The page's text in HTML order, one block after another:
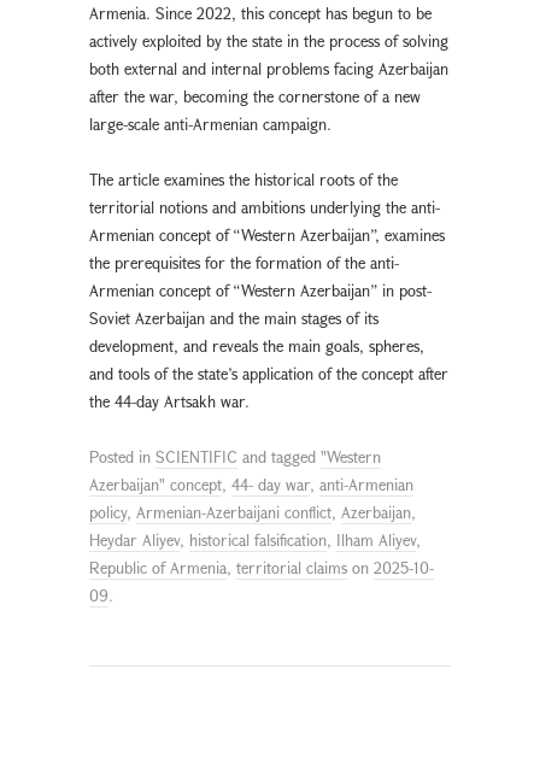
Armenia. Since 2022, this concept has begun to be
actively exploited by the state in the process of solving
both external and internal problems facing Azerbaijan
after the war, becoming the cornerstone of a new
large-scale anti-Armenian campaign.
The article examines the historical roots of the
territorial notions and ambitions underlying the anti-
Armenian concept of “Western Azerbaijan”, examines
the prerequisites for the formation of the anti-
Armenian concept of “Western Azerbaijan” in post-
Soviet Azerbaijan and the main stages of its
development, and reveals the main goals, spheres,
and tools of the state’s application of the concept after
the 44-day Artsakh war.
Posted in SCIENTIFIC and tagged "Western
Azerbaijan" concept, 44- day war, anti-Armenian
policy, Armenian-Azerbaijani conflict, Azerbaijan,
Heydar Aliyev, historical falsification, Ilham Aliyev,
Republic of Armenia, territorial claims on 2025-10-
09.